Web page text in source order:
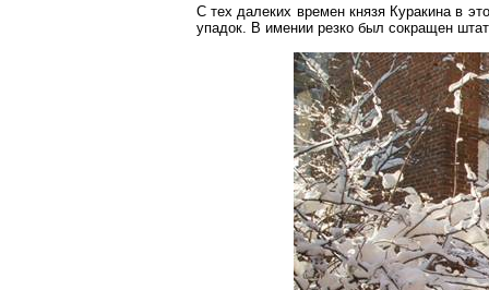
С тех далеких времен князя Куракина в
упадок. В имении резко был сокращен